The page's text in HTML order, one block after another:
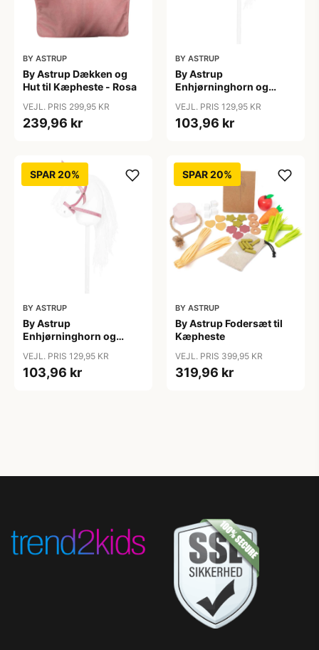
BY ASTRUP
By Astrup Dækken og
Hut til Kæpheste - Rosa
VEJL. PRIS 299,95 KR
239,96 kr
BY ASTRUP
By Astrup
Enhjørninghorn og
VEJL. PRIS 129,95 KR
103,96 kr
SPAR 20%
BY ASTRUP
By Astrup
Enhjørninghorn og
VEJL. PRIS 129,95 KR
103,96 kr
SPAR 20%
BY ASTRUP
By Astrup Fodersæt til
Kæpheste
VEJL. PRIS 399,95 KR
319,96 kr